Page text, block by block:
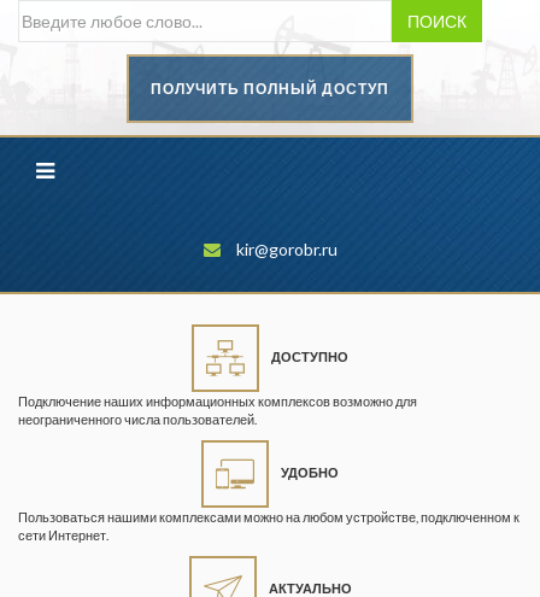
ПОИСК
ПОЛУЧИТЬ ПОЛНЫЙ ДОСТУП
kir@gorobr.ru
ДОСТУПНО
Подключение наших информационных комплексов возможно для
неограниченного числа пользователей.
УДОБНО
Пользоваться нашими комплексами можно на любом устройстве, подключенном к
сети Интернет.
АКТУАЛЬНО
промышленности
Геопрофи
Горнопромышленные ведомости
Кузбасса. Информационный